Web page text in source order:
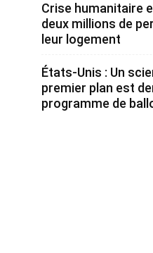
Crise humanitaire
deux millions de
leur logement
États-Unis : Un
premier plan est
programme de